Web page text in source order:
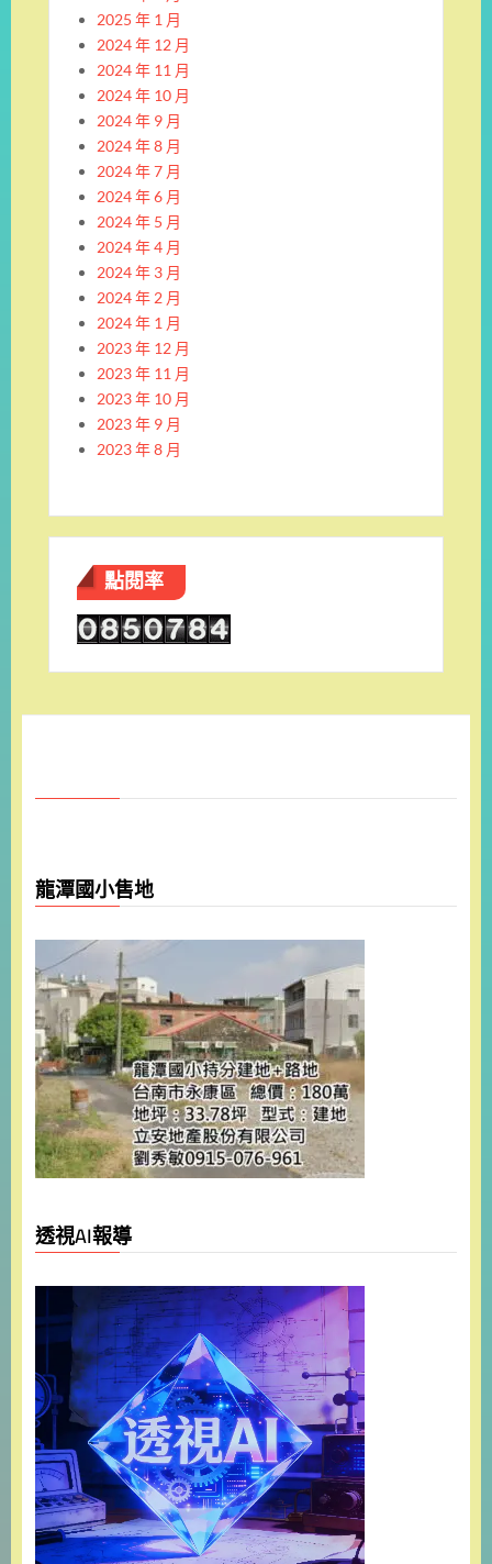
2025 年 1 月
2024 年 12 月
2024 年 11 月
2024 年 10 月
2024 年 9 月
2024 年 8 月
2024 年 7 月
2024 年 6 月
2024 年 5 月
2024 年 4 月
2024 年 3 月
2024 年 2 月
2024 年 1 月
2023 年 12 月
2023 年 11 月
2023 年 10 月
2023 年 9 月
2023 年 8 月
點閱率
龍潭國小售地
透視AI報導